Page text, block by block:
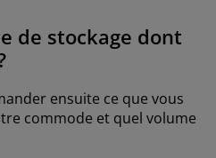
de stockage dont
ensuite ce que vous
commode et quel volume